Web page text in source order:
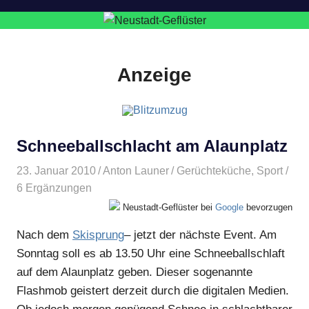
Anzeige
Schneeballschlacht am Alaunplatz
23. Januar 2010 Anton Launer Gerüchteküche, Sport /
6 Ergänzungen
Neustadt-Geflüster bei Google bevorzugen
Nach dem Skisprung– jetzt der nächste Event. Am
Sonntag soll es ab 13.50 Uhr eine Schneeballschlaft
auf dem Alaunplatz geben. Dieser sogenannte
Flashmob geistert derzeit durch die digitalen Medien.